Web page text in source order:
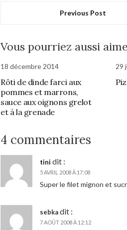
Previous Post
Vous pourriez aussi
18 décembre 2014
Rôti de dinde farci aux
pommes et marrons,
sauce aux oignons grelot
et à la grenade
29
4 commentaires
tini dit :
5 AVRIL 2008 À 17:08
Super le filet mignon et
sebkadit :
7 AOÛT 2008 À 12:12